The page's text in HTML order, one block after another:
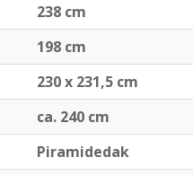
238 cm
198 cm
230 x 231,5 cm
ca. 240 cm
Piramidedak